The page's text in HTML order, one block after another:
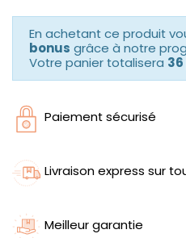
En achetant ce produit
bonus grâce à notre
Votre panier totalisera
Paiement sécurisé
Livraison express sur
Meilleur garantie